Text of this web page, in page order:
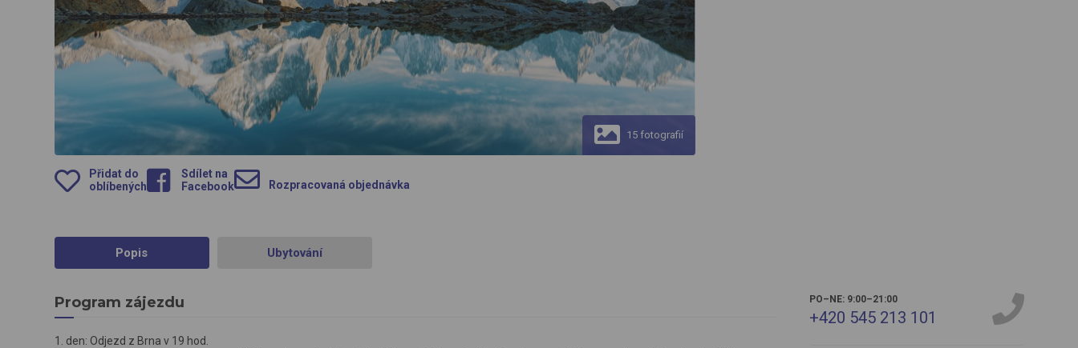
15 fotografií
Přidat do
oblíbených
Sdílet na
Facebook
Rozpracovaná objednávka
Popis Ubytování
Program zájezdu
1. den: Odjezd z Brna v 19 hod.
PO–NE: 9:00–21:00
+420 545 213 101